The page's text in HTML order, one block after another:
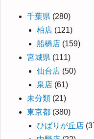
千葉県 (280)
柏店 (121)
船橋店 (159)
宮城県 (111)
仙台店 (50)
泉店 (61)
未分類 (21)
東京都 (380)
ひばりが丘店